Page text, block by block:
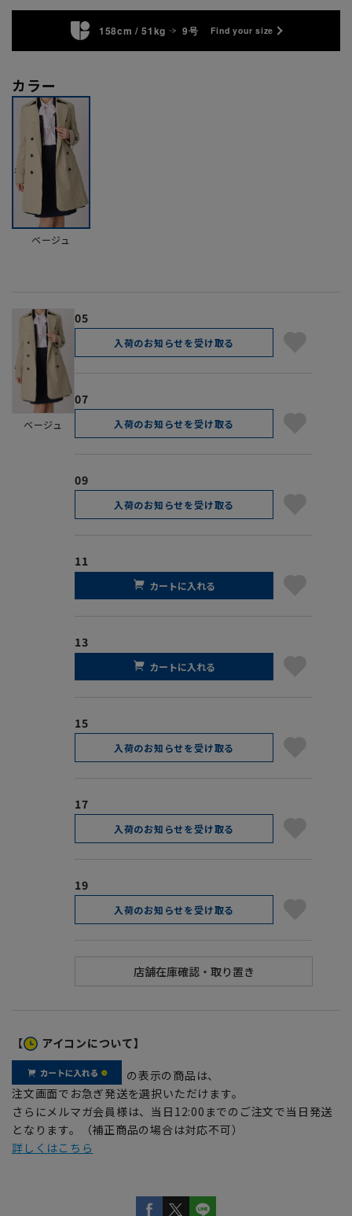
158cm / 51kg 9号 Find your size
カラー
ベージュ
ベージュ
05
入荷のお知らせを受け取る
07
入荷のお知らせを受け取る
09
入荷のお知らせを受け取る
11
カートに入れる
13
カートに入れる
15
入荷のお知らせを受け取る
17
入荷のお知らせを受け取る
19
入荷のお知らせを受け取る
【 アイコンについて】
の表示の商品は、
注文画面でお急ぎ発送を選択いただけます。
さらにメルマガ会員様は、当日12:00までのご注文で当日発送
となります。（補正商品の場合は対応不可）
詳しくはこちら